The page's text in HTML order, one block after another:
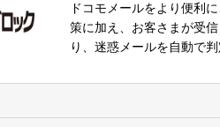
ドコモメールをより便利
策に加え、お客さまが受
り、迷惑メールを自動で